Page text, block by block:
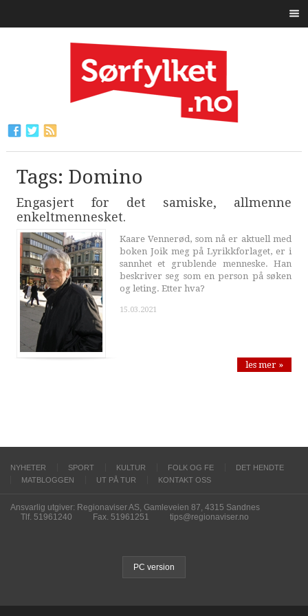
Tags: Domino
Engasjert for det samiske, allmenne
enkeltmennesket.
Kaare Vennerød, som nå er aktuell med
boken Joik meg på Lyrikkforlaget, er i
sannhet et grublende menneske. Han
beskriver seg som en person på søken
og leting. Etter hva?
15.03.2021
les mer »
NYHETER SPORT KULTUR FOLK OG FE
DET HENDTE
MATBLOGGEN
UT PÅ TUR KONTAKT OSS
Ansvarlig utgiver: Regionaviser AS, Gamleveien 87, 4315 Sandnes
Tlf. 51961240
Fax. 51961251 tips@regionaviser.no
PC version